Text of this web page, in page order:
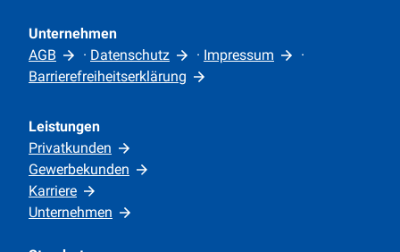
Unternehmen
AGB
· Datenschutz · Impressum
·
Barrierefreiheitserklärung
Leistungen
Privatkunden
Gewerbekunden
Karriere
Unternehmen